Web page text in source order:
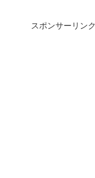
スポンサーリンク